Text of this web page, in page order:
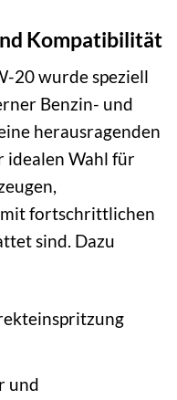
Kompatibilität
20 wurde speziell
Benzin- und
herausragenden
idealen Wahl für
mit fortschrittlichen
sind. Dazu
und